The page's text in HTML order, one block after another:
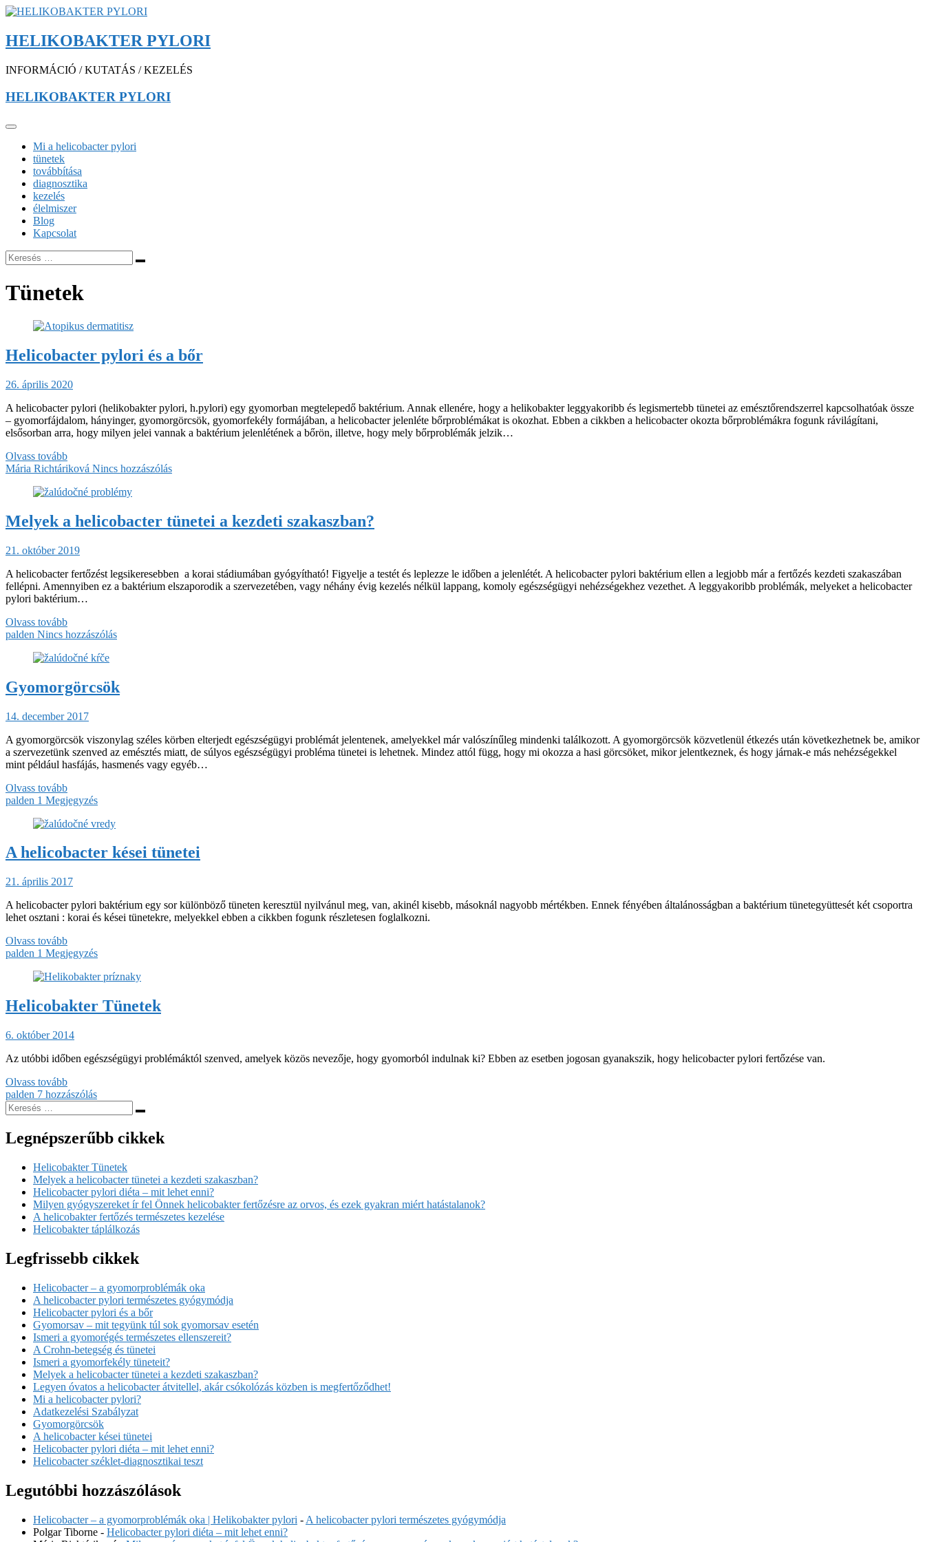
HELIKOBAKTER PYLORI
INFORMÁCIÓ / KUTATÁS / KEZELÉS
HELIKOBAKTER PYLORI
Mi a helicobacter pylori
tünetek
továbbítása
diagnosztika
kezelés
élelmiszer
Blog
Kapcsolat
Tünetek
Helicobacter pylori és a bőr
26. április 2020
A helicobacter pylori (helikobakter pylori, h.pylori) egy gyomorban megtelepedő baktérium. Annak ellenére, hogy a helikobakter leggyakoribb és legismertebb tünetei az emésztőrendszerrel kapcsolhatóak össze
– gyomorfájdalom, hányinger, gyomorgörcsök, gyomorfekély formájában, a helicobacter jelenléte bőrproblémákat is okozhat. Ebben a cikkben a helicobacter okozta bőrproblémákra fogunk rávilágítani,
elsősorban arra, hogy milyen jelei vannak a baktérium jelenlétének a bőrön, illetve, hogy mely bőrproblémák jelzik…
Olvass tovább
Mária Richtáriková Nincs hozzászólás
Melyek a helicobacter tünetei a kezdeti szakaszban?
21. október 2019
A helicobacter fertőzést legsikeresebben a korai stádiumában gyógyítható! Figyelje a testét és leplezze le időben a jelenlétét. A helicobacter pylori baktérium ellen a legjobb már a fertőzés kezdeti szakaszában
fellépni. Amennyiben ez a baktérium elszaporodik a szervezetében, vagy néhány évig kezelés nélkül lappang, komoly egészségügyi nehézségekhez vezethet. A leggyakoribb problémák, melyeket a helicobacter
pylori baktérium…
Olvass tovább
palden Nincs hozzászólás
Gyomorgörcsök
14. december 2017
A gyomorgörcsök viszonylag széles körben elterjedt egészségügyi problémát jelentenek, amelyekkel már valószínűleg mindenki találkozott. A gyomorgörcsök közvetlenül étkezés után következhetnek be, amikor
a szervezetünk szenved az emésztés miatt, de súlyos egészségügyi probléma tünetei is lehetnek. Mindez attól függ, hogy mi okozza a hasi görcsöket, mikor jelentkeznek, és hogy járnak-e más nehézségekkel
mint például hasfájás, hasmenés vagy egyéb…
Olvass tovább
palden 1 Megjegyzés
A helicobacter kései tünetei
21. április 2017
A helicobacter pylori baktérium egy sor különböző tüneten keresztül nyilvánul meg, van, akinél kisebb, másoknál nagyobb mértékben. Ennek fényében általánosságban a baktérium tünetegyüttesét két csoportra
lehet osztani : korai és kései tünetekre, melyekkel ebben a cikkben fogunk részletesen foglalkozni.
Olvass tovább
palden 1 Megjegyzés
Helicobakter Tünetek
6. október 2014
Az utóbbi időben egészségügyi problémáktól szenved, amelyek közös nevezője, hogy gyomorból indulnak ki? Ebben az esetben jogosan gyanakszik, hogy helicobacter pylori fertőzése van.
Olvass tovább
palden 7 hozzászólás
Legnépszerűbb cikkek
Helicobakter Tünetek
Melyek a helicobacter tünetei a kezdeti szakaszban?
Helicobacter pylori diéta – mit lehet enni?
Milyen gyógyszereket ír fel Önnek helicobakter fertőzésre az orvos, és ezek gyakran miért hatástalanok?
A helicobakter fertőzés természetes kezelése
Helicobakter táplálkozás
Legfrissebb cikkek
Helicobacter – a gyomorproblémák oka
A helicobacter pylori természetes gyógymódja
Helicobacter pylori és a bőr
Gyomorsav – mit tegyünk túl sok gyomorsav esetén
Ismeri a gyomorégés természetes ellenszereit?
A Crohn-betegség és tünetei
Ismeri a gyomorfekély tüneteit?
Melyek a helicobacter tünetei a kezdeti szakaszban?
Legyen óvatos a helicobacter átvitellel, akár csókolózás közben is megfertőződhet!
Mi a helicobacter pylori?
Adatkezelési Szabályzat
Gyomorgörcsök
A helicobacter kései tünetei
Helicobacter pylori diéta – mit lehet enni?
Helicobacter széklet-diagnosztikai teszt
Legutóbbi hozzászólások
Helicobacter – a gyomorproblémák oka | Helikobakter pylori - A helicobacter pylori természetes gyógymódja
Polgar Tiborne - Helicobacter pylori diéta – mit lehet enni?